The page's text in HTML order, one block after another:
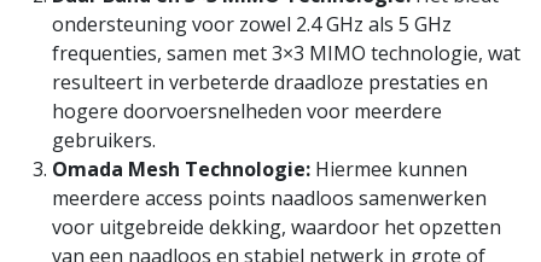
ondersteuning voor zowel 2.4 GHz als 5 GHz
frequenties, samen met 3×3 MIMO technologie, wat
resulteert in verbeterde draadloze prestaties en
hogere doorvoersnelheden voor meerdere
gebruikers.
Omada Mesh Technologie: Hiermee kunnen
meerdere access points naadloos samenwerken
voor uitgebreide dekking, waardoor het opzetten
van een naadloos en stabiel netwerk in grote of